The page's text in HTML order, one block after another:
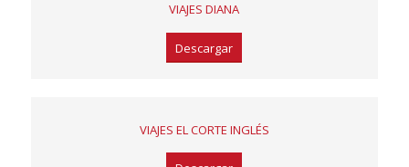
VIAJES DIANA
Descargar
VIAJES EL CORTE INGLÉS